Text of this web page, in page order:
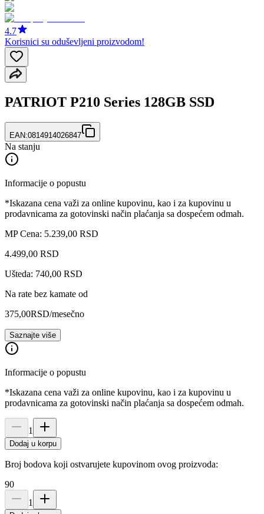
4.7
Korisnici su oduševljeni proizvodom!
PATRIOT P210 Series 128GB SSD
EAN:0814914026847
Na stanju
Informacije o popustu
*Iskazana cena važi za online kupovinu, kao i za kupovinu u
prodavnicama za gotovinski način plaćanja sa dospećem odmah.
MP Cena: 5.239,00 RSD
4.499,00 RSD
Ušteda: 740,00 RSD
Na rate bez kamate od
375,00RSD/mesečno
Saznajte više
Informacije o popustu
*Iskazana cena važi za online kupovinu, kao i za kupovinu u
prodavnicama za gotovinski način plaćanja sa dospećem odmah.
1
Dodaj u korpu
Broj bodova koji ostvarujete kupovinom ovog proizvoda:
90
1